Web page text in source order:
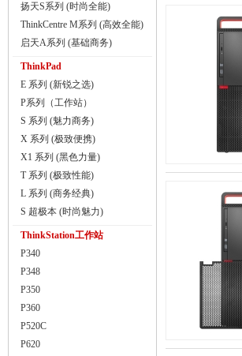
扬天S系列 (时尚全能)
ThinkCentre M系列 (高效全能)
启天A系列 (基础商务)
ThinkPad
E 系列 (新锐之选)
P系列（工作站）
S 系列 (魅力商务)
X 系列 (极致便携)
X1 系列 (黑色力量)
T 系列 (极致性能)
L 系列 (商务经典)
S 超极本 (时尚魅力)
ThinkStation工作站
P340
P348
P350
P360
P520C
P620